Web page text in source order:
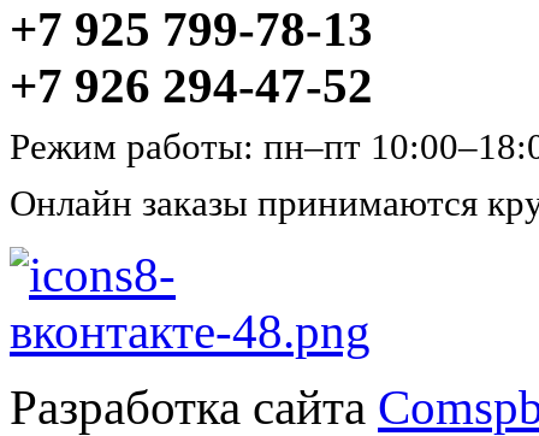
+7 925 799-78-13
+7 926 294-47-52
Режим работы: пн–пт
Онлайн заказы принимаются
Разработка сайта